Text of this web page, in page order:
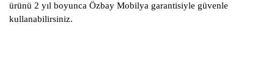
ürünü 2 yıl boyunca Özbay Mobilya garantisiyle güvenle
kullanabilirsiniz.